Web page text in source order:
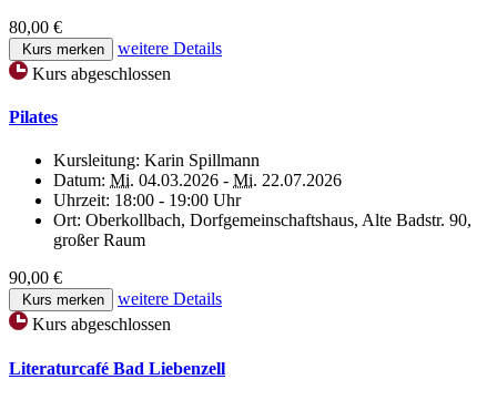
80,00 €
Kurs merken
weitere Details
Kurs abgeschlossen
Pilates
Kursleitung: Karin Spillmann
Datum: Mi. 04.03.2026 - Mi. 22.07.2026
Uhrzeit: 18:00 - 19:00 Uhr
Ort: Oberkollbach, Dorfgemeinschaftshaus, Alte Badstr. 90,
großer Raum
90,00 €
Kurs merken
weitere Details
Kurs abgeschlossen
Literaturcafé Bad Liebenzell